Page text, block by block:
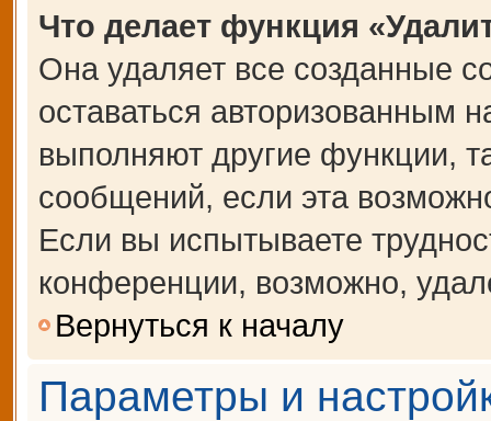
Что делает функция
Она удаляет все созданные
оставаться авторизованным
выполняют другие функции,
сообщений, если эта
Если вы испытываете
конференции, возможно,
Вернуться к началу
Параметры и